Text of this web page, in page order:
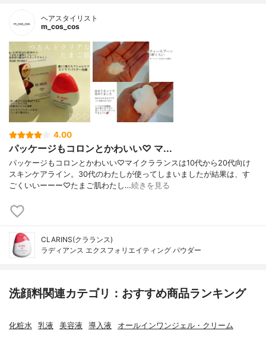
ヘアスタイリスト
m_cos_cos
4.00
パッケージもコロンとかわいい♡ マ...
パッケージもコロンとかわいい♡マイクラランスは10代から20代向け
スキンケアライン。30代のわたしが使ってしまいましたが結果は、す
ごくいいーーー♡たまご肌わたし…続きを見る
CLARINS(クラランス)
ラディアンス エクスフォリエイティング パウダー
洗顔料関連カテゴリ：おすすめ商品ランキング
化粧水 乳液 美容液 導入液 オールインワンジェル・クリーム